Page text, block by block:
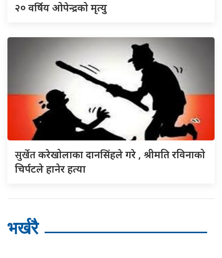
२० वर्षिय ओपेन्द्रको मृत्यु
सुर्खेतकरेखोलाका दानसिंहले गरे , श्रीमति रविनाको
चिर्पटले हानेर हत्या
भर्खरै